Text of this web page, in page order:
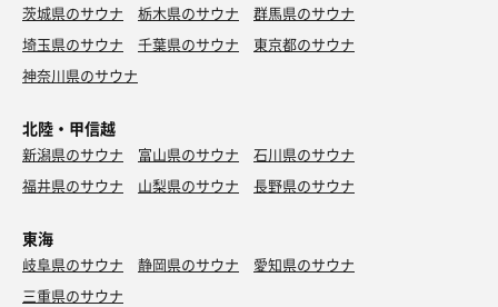
茨城県のサウナ 栃木県のサウナ
群馬県のサウナ
埼玉県のサウナ
千葉県のサウナ
東京都のサウナ
神奈川県のサウナ
北陸・甲信越
新潟県のサウナ 富山県のサウナ
石川県のサウナ
福井県のサウナ
山梨県のサウナ 長野県のサウナ
東海
岐阜県のサウナ 静岡県のサウナ
愛知県のサウナ
三重県のサウナ